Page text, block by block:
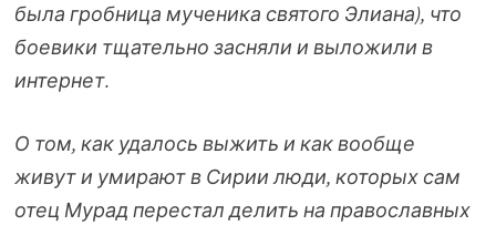
была гробница мученика святого Элиана), что
боевики тщательно засняли и выложили в
интернет.
О том, как удалось выжить и как вообще
живут и умирают в Сирии люди, которых сам
отец Мурад перестал делить на православных